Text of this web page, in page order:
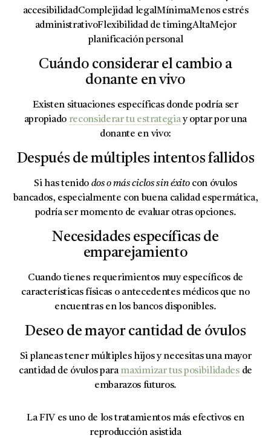
accesibilidadComplejidad legalMínimaMenos estrés
administrativoFlexibilidad de timingAltaMejor
planificación personal
Cuándo considerar el cambio a
donante en vivo
Existen situaciones específicas donde podría ser
apropiado reconsiderar tu estrategiay optar por una
donante en vivo:
Después de múltiples intentos fallidos
Si has tenido dos o más ciclos sin éxitocon óvulos
bancados, especialmente con buena calidad espermática,
podría ser momento de evaluar otras opciones.
Necesidades específicas de
emparejamiento
Cuando tienes requerimientos muy específicos de
características físicas o antecedentes médicos que no
encuentras en los bancos disponibles.
Deseo de mayor cantidad de óvulos
Si planeas tener múltiples hijos y necesitas una mayor
cantidad de óvulos paramaximizar tus posibilidadesde
embarazos futuros.
La FIV es uno de los tratamientos más efectivos en
reproducción asistida